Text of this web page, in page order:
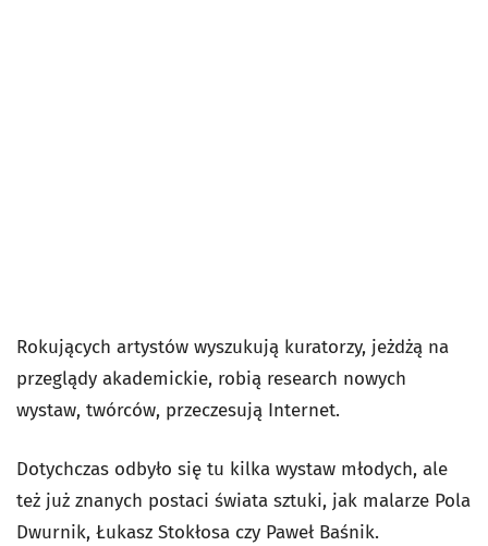
Rokujących artystów wyszukują kuratorzy, jeżdżą na
przeglądy akademickie, robią research nowych
wystaw, twórców, przeczesują Internet.
Dotychczas odbyło się tu kilka wystaw młodych, ale
też już znanych postaci świata sztuki, jak malarze Pola
Dwurnik, Łukasz Stokłosa czy Paweł Baśnik.